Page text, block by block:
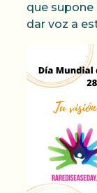
que supone
dar voz a